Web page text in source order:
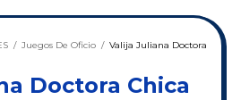
/ Juegos De Oficio / Valija Juliana Doctora
Doctora Chica